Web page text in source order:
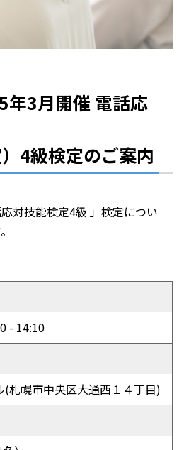
年3月開催 電話応
）4級検定のご案内
対技能検定4級 」検定につい
- 14:10
(札幌市中央区大通西１４丁目)